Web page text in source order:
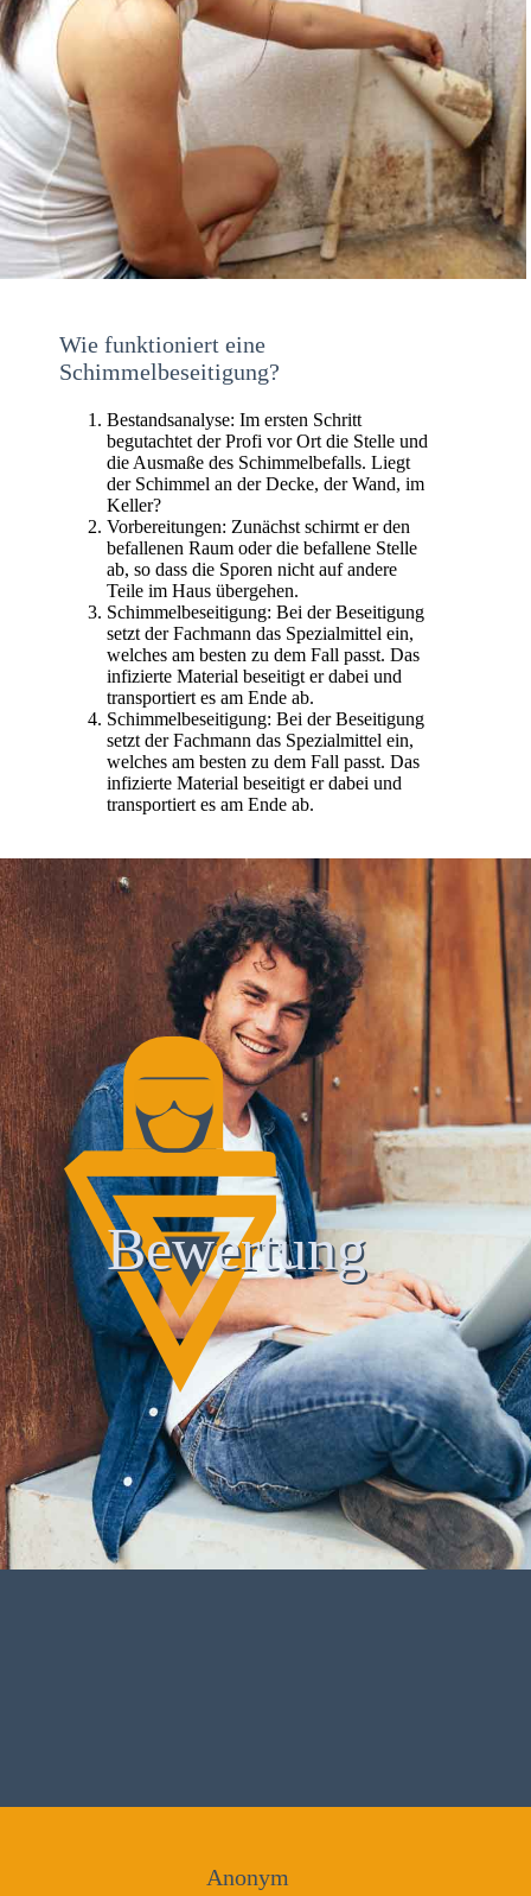
Wie funktioniert eine
Schimmelbeseitigung?
Bestandsanalyse: Im ersten Schritt
begutachtet der Profi vor Ort die Stelle und
die Ausmaße des Schimmelbefalls. Liegt
der Schimmel an der Decke, der Wand, im
Keller?
Vorbereitungen: Zunächst schirmt er den
befallenen Raum oder die befallene Stelle
ab, so dass die Sporen nicht auf andere
Teile im Haus übergehen.
Schimmelbeseitigung: Bei der Beseitigung
setzt der Fachmann das Spezialmittel ein,
welches am besten zu dem Fall passt. Das
infizierte Material beseitigt er dabei und
transportiert es am Ende ab.
Schimmelbeseitigung: Bei der Beseitigung
setzt der Fachmann das Spezialmittel ein,
welches am besten zu dem Fall passt. Das
infizierte Material beseitigt er dabei und
transportiert es am Ende ab.
Bewertung